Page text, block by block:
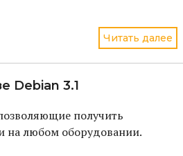
Читать далее
Debian 3.1
получить
на любом оборудовании.